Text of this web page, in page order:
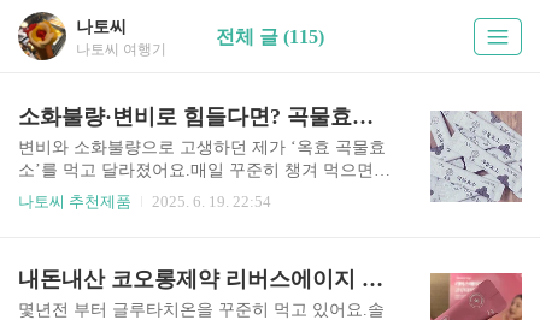
나토씨
나토씨 여행기
전체 글 (115)
소화불량·변비로 힘들다면? 곡물효소가 답일지도 몰라요
변비와 소화불량으로 고생하던 제가 ‘옥효 곡물효
소’를 먹고 달라졌어요.매일 꾸준히 챙겨 먹으면서
느낀 진짜 효과, 솔직한 후기를 공유합니다. 소화
저도 아침마다 변비로 고생하고, 식사 후엔 항상 속
이 불편해서매일같이 배를 손으로 문지르며 "도대
나토씨 추천제품 2025. 6. 19. 22:54
내돈내산 코오롱제약 리버스에이지 글루타치온 가성비 좋아 맛좋아 매일 챙겨먹는 꿀템
몇년전 부터 글루타치온을 꾸준히 먹고 있어요.솔